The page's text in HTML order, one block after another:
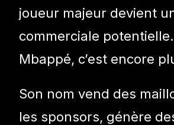
joueur majeur devient
commerciale
Mbappé, c’est encore
Son nom vend des
les sponsors, génère